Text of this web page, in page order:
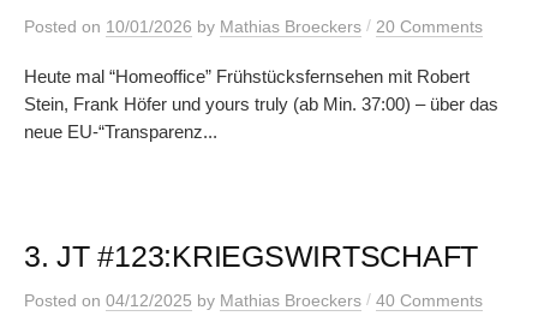
Posted on 10/01/2026 by Mathias Broeckers / 20 Comments
Heute mal “Homeoffice” Frühstücksfernsehen mit Robert
Stein, Frank Höfer und yours truly (ab Min. 37:00) – über das
neue EU-“Transparenz...
3. JT #123:KRIEGSWIRTSCHAFT
Posted on 04/12/2025 by Mathias Broeckers / 40 Comments